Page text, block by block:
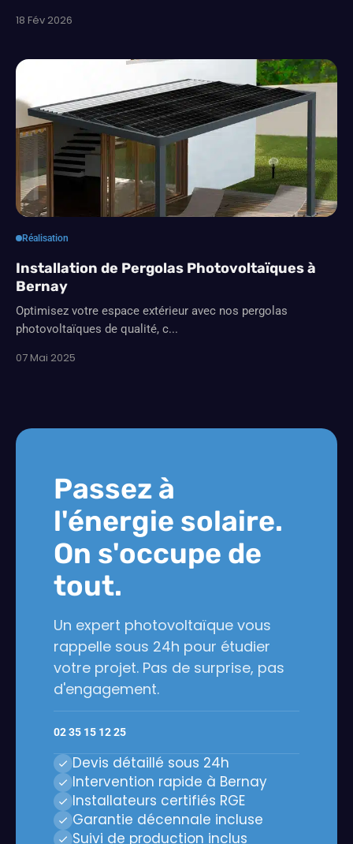
18 Fév 2026
Réalisation
Installation de Pergolas Photovoltaïques à
Bernay
Optimisez votre espace extérieur avec nos pergolas
photovoltaïques de qualité, c...
07 Mai 2025
Passez à
l'énergie solaire.
On s'occupe de
tout.
Un expert photovoltaïque vous
rappelle sous 24h pour étudier
votre projet. Pas de surprise, pas
d'engagement.
02 35 15 12 25
Devis détaillé sous 24h
Intervention rapide à Bernay
Installateurs certifiés RGE
Garantie décennale incluse
Suivi de production inclus